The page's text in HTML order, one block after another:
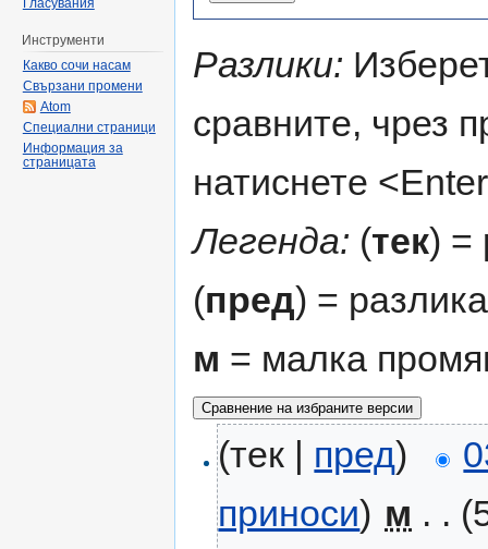
Разлики:
сравните, чрез
натиснете
Легенда: (тек) =
(пред) =
м = малка
(тек | пред)
приноси) м . .
Инструменти
Какво сочи насам
Свързани промени
Atom
Специални страници
Информация за
страницата